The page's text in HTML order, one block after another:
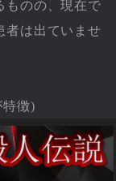
ものの、現在で
者は出ていませ
特徴)